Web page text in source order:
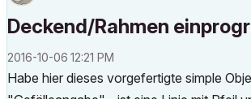
Deckend/Rahmen
‎2016-10-06 12:21 PM
Habe hier dieses vorgefertigte simple